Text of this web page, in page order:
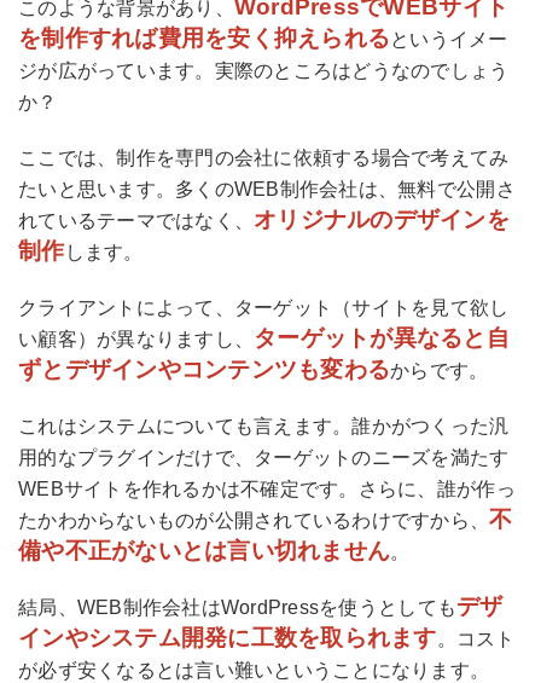
このような背景があり、 WordPressでWEBサイト
を制作すれば費用を安く抑えられるというイメー
ジが広がっています。実際のところはどうなのでしょう
か？
ここでは、制作を専門の会社に依頼する場合で考えてみ
たいと思います。多くのWEB制作会社は、無料で公開さ
れているテーマではなく、 オリジナルのデザインを
制作 します。
クライアントによって、ターゲット（サイトを見て欲し
い顧客）が異なりますし、
ターゲットが異なると自
ずとデザインやコンテンツも変わるからです。
これはシステムについても言えます。誰かがつくった汎
用的なプラグインだけで、ターゲットのニーズを満たす
WEBサイトを作れるかは不確定です。さらに、誰が作っ
たかわからないものが公開されているわけですから、不
備や不正がないとは言い切れません。
結局、WEB制作会社はWordPressを使うとしてもデザ
インやシステム開発に工数を取られます。コスト
が必ず安くなるとは言い難いということになります。